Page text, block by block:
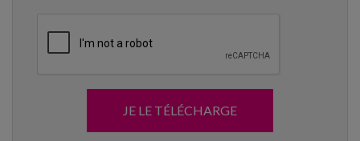
JE LE TÉLÉCHARGE